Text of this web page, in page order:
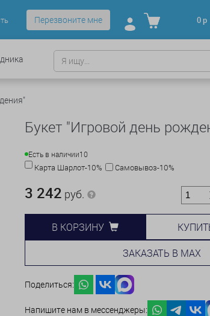
Перезвоните мне 0р
Букет "Игровой день
Есть в наличии10
Карта Шарлот-10% Самовывоз-10%
3 242 руб.
В КОРЗИНУ
ЗАКАЗАТЬ В MAX
Поделиться:
Напишите нам в мессенджеры: